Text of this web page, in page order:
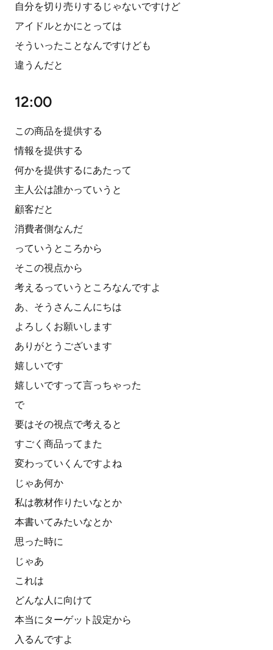
自分を切り売りするじゃないですけど
アイドルとかにとっては
そういったことなんですけども
違うんだと
12:00
この商品を提供する
情報を提供する
何かを提供するにあたって
主人公は誰かっていうと
顧客だと
消費者側なんだ
っていうところから
そこの視点から
考えるっていうところなんですよ
あ、そうさんこんにちは
よろしくお願いします
ありがとうございます
嬉しいです
嬉しいですって言っちゃった
で
要はその視点で考えると
すごく商品ってまた
変わっていくんですよね
じゃあ何か
私は教材作りたいなとか
本書いてみたいなとか
思った時に
じゃあ
これは
どんな人に向けて
本当にターゲット設定から
入るんですよ